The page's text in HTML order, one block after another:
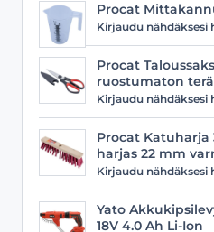
Procat
Kirjaudu nähdäksesi
Procat
ruostumaton
Kirjaudu nähdäksesi
Procat Katuharja
harjas 22 mm
Kirjaudu nähdäksesi
Yato
18V 4.0 Ah Li-Ion